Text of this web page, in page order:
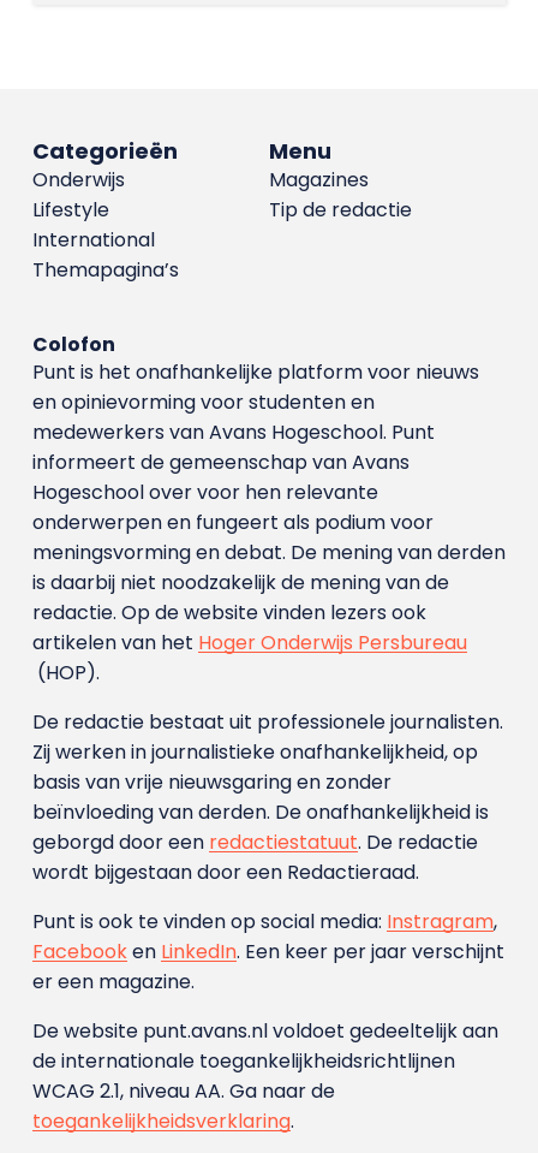
Menu
Magazines
Tip de redactie
Categorieën
Onderwijs
Lifestyle
International
Themapagina’s
Colofon
Punt is het onafhankelijke platform voor nieuws
en opinievorming voor studenten en
medewerkers van Avans Hoge­school. Punt
informeert de gemeenschap van Avans
Hogeschool over voor hen relevante
onderwerpen en fungeert als podium voor
meningsvorming en debat. De mening van derden
is daarbij niet noodzakelijk de mening van de
redactie. Op de website vinden lezers ook
artikelen van het Hoger Onderwijs Persbureau
(HOP).
De redactie bestaat uit professionele journalisten.
Zij werken in journalistieke onafhankelijkheid, op
basis van vrije nieuwsgaring en zonder
beïnvloeding van derden. De onafhankelijkheid is
geborgd door een redactiestatuut. De redactie
wordt bijgestaan door een Redactieraad.
Punt is ook te vinden op social media: Instragram,
Facebooken LinkedIn. Een keer per jaar verschijnt
er een magazine.
De website punt.avans.nl voldoet gedeeltelijk aan
de internationale toegankelijkheidsrichtlijnen
WCAG 2.1, niveau AA. Ga naar de
toegankelijkheidsverklaring.